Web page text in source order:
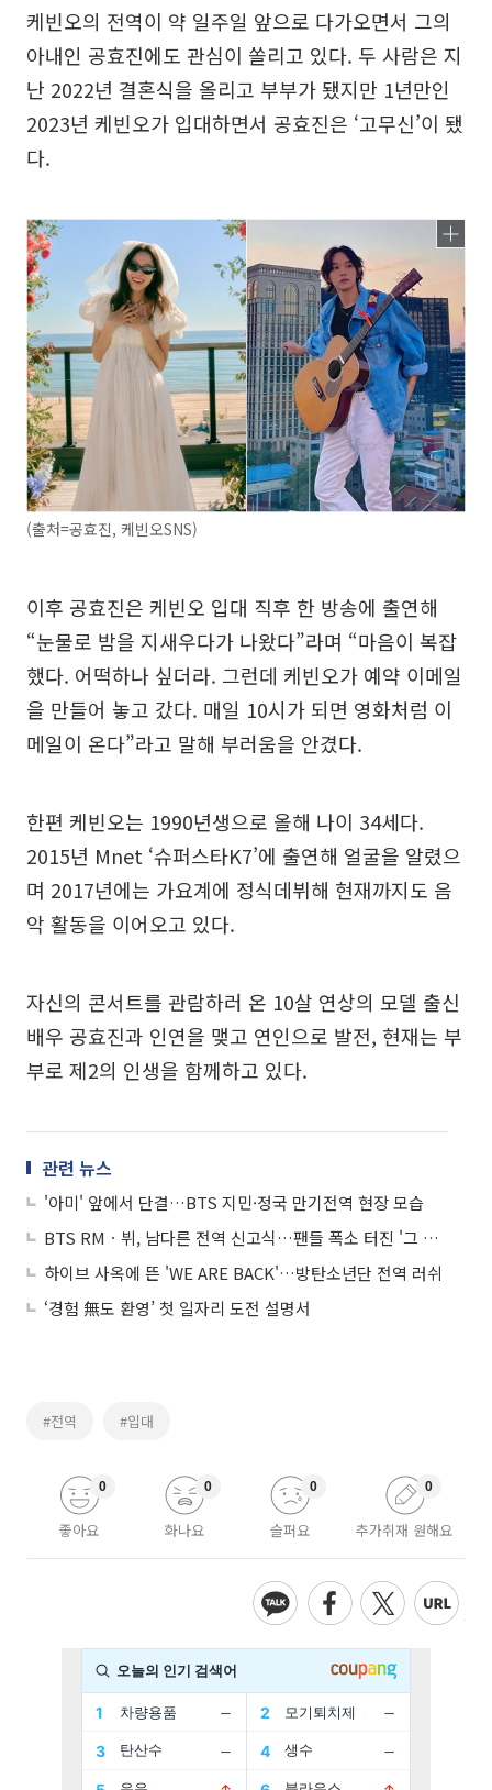
케빈오의 전역이 약 일주일 앞으로 다가오면서 그의
아내인 공효진에도 관심이 쏠리고 있다. 두 사람은 지
난 2022년 결혼식을 올리고 부부가 됐지만 1년만인
2023년 케빈오가 입대하면서 공효진은 ‘고무신’이 됐
다.
(출처=공효진, 케빈오SNS)
이후 공효진은 케빈오 입대 직후 한 방송에 출연해
“눈물로 밤을 지새우다가 나왔다”라며 “마음이 복잡
했다. 어떡하나 싶더라. 그런데 케빈오가 예약 이메일
을 만들어 놓고 갔다. 매일 10시가 되면 영화처럼 이
메일이 온다”라고 말해 부러움을 안겼다.
한편 케빈오는 1990년생으로 올해 나이 34세다.
2015년 Mnet ‘슈퍼스타K7’에 출연해 얼굴을 알렸으
며 2017년에는 가요계에 정식데뷔해 현재까지도 음
악 활동을 이어오고 있다.
자신의 콘서트를 관람하러 온 10살 연상의 모델 출신
배우 공효진과 인연을 맺고 연인으로 발전, 현재는 부
부로 제2의 인생을 함께하고 있다.
관련 뉴스
'아미' 앞에서 단결…BTS 지민·정국 만기전역 현장 모습
BTS RMㆍ뷔, 남다른 전역 신고식…팬들 폭소 터진 '그 장면'
하이브 사옥에 뜬 'WE ARE BACK'…방탄소년단 전역 러쉬
‘경험 無도 환영’ 첫 일자리 도전 설명서
#전역 #입대
좋아요
0
화나요
0
슬퍼요
0
추가취재 원해요
0